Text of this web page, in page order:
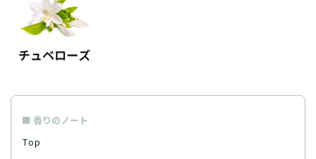
香りのノート
Top